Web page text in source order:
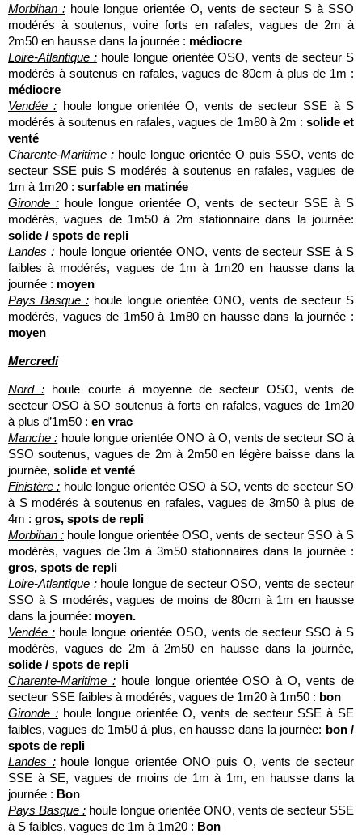
Morbihan : houle longue orientée O, vents de secteur S à SSO
modérés à soutenus, voire forts en rafales, vagues de 2m à
2m50 en hausse dans la journée : médiocre
Loire-Atlantique :houle longue orientée OSO, vents de secteur S
modérés à soutenus en rafales, vagues de 80cm à plus de 1m :
médiocre
Vendée : houle longue orientée O, vents de secteur SSE à S
modérés à soutenus en rafales, vagues de 1m80 à 2m : solide et
venté
Charente-Maritime : houle longue orientée O puis SSO, vents de
secteur SSE puis S modérés à soutenus en rafales, vagues de
1m à 1m20 : surfable en matinée
Gironde : houle longue orientée O, vents de secteur SSE à S
modérés, vagues de 1m50 à 2m stationnaire dans la journée:
solide / spots de repli
Landes : houle longue orientée ONO, vents de secteur SSE à S
faibles à modérés, vagues de 1m à 1m20 en hausse dans la
journée : moyen
Pays Basque : houle longue orientée ONO, vents de secteur S
modérés, vagues de 1m50 à 1m80 en hausse dans la journée :
moyen
Mercredi
Nord : houle courte à moyenne de secteur OSO, vents de
secteur OSO à SO soutenus à forts en rafales, vagues de 1m20
à plus d’1m50 : en vrac
Manche : houle longue orientée ONO à O, vents de secteur SO à
SSO soutenus, vagues de 2m à 2m50 en légère baisse dans la
journée, solide et venté
Finistère : houle longue orientée OSO à SO, vents de secteur SO
à S modérés à soutenus en rafales, vagues de 3m50 à plus de
4m : gros, spots de repli
Morbihan : houle longue orientée OSO, vents de secteur SSO à S
modérés, vagues de 3m à 3m50 stationnaires dans la journée :
gros, spots de repli
Loire-Atlantique :houle longue de secteur OSO, vents de secteur
SSO à S modérés, vagues de moins de 80cm à 1m en hausse
dans la journée: moyen.
Vendée : houle longue orientée OSO, vents de secteur SSO à S
modérés, vagues de 2m à 2m50 en hausse dans la journée,
solide / spots de repli
Charente-Maritime :houle longue orientée OSO à O, vents de
secteur SSE faibles à modérés, vagues de 1m20 à 1m50 : bon
Gironde : houle longue orientée O, vents de secteur SSE à SE
faibles, vagues de 1m50 à plus, en hausse dans la journée: bon /
spots de repli
Landes :houle longue orientée ONO puis O, vents de secteur
SSE à SE, vagues de moins de 1m à 1m, en hausse dans la
journée : Bon
Pays Basque : houle longue orientée ONO, vents de secteur SSE
à S faibles, vagues de 1m à 1m20 : Bon